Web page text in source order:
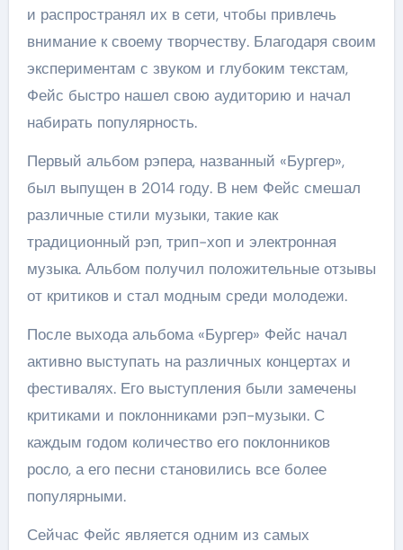
и распространял их в сети, чтобы привлечь
внимание к своему творчеству. Благодаря своим
экспериментам с звуком и глубоким текстам,
Фейс быстро нашел свою аудиторию и начал
набирать популярность.
Первый альбом рэпера, названный «Бургер»,
был выпущен в 2014 году. В нем Фейс смешал
различные стили музыки, такие как
традиционный рэп, трип-хоп и электронная
музыка. Альбом получил положительные отзывы
от критиков и стал модным среди молодежи.
После выхода альбома «Бургер» Фейс начал
активно выступать на различных концертах и
фестивалях. Его выступления были замечены
критиками и поклонниками рэп-музыки. С
каждым годом количество его поклонников
росло, а его песни становились все более
популярными.
Сейчас Фейс является одним из самых